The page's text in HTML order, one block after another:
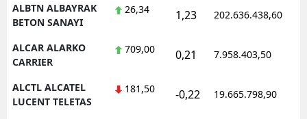
Uşak
ALBTN ALBAYRAK
BETON SANAYI
26,34 1,23 202.636.438,60
ALCAR ALARKO
CARRIER
709,00 0,21 7.958.403,50
ALCTL ALCATEL
LUCENT TELETAS
181,50 -0,22 19.665.798,90